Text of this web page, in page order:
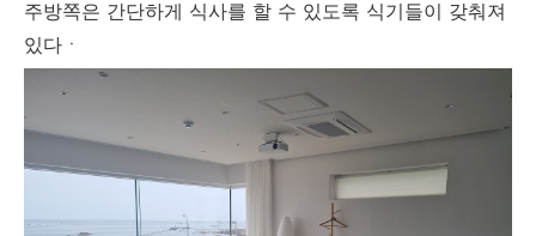
주방쪽은 간단하게 식사를 할 수 있도록 식기들이 갖춰져
있다ㆍ